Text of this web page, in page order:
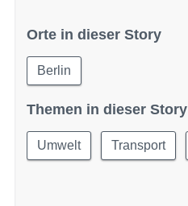
Orte in dieser Story
Berlin
Themen in dieser Story
Umwelt Transport